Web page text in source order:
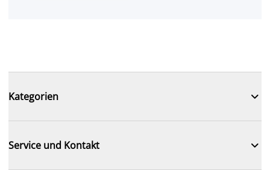
Kategorien 
Service und Kontakt 